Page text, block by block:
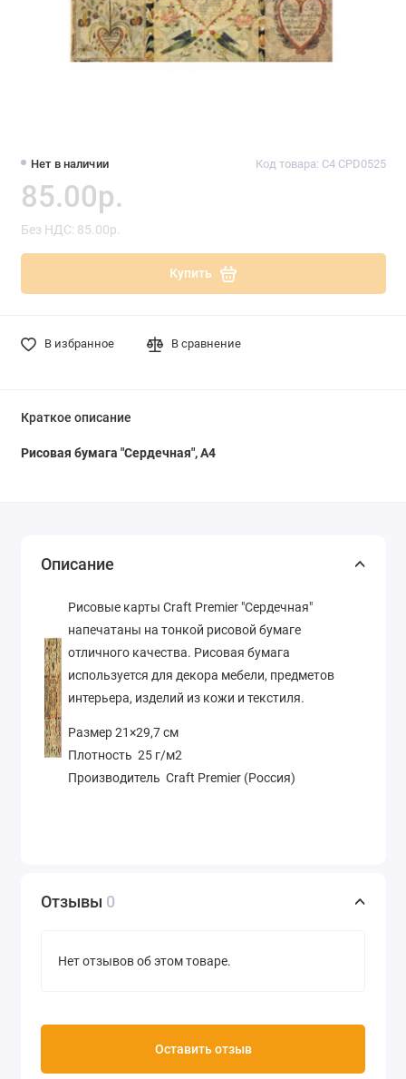
Нет в наличии Код товара: C4 CPD0525
85.00р.
Без НДС: 85.00р.
Купить
В избранное В сравнение
Краткое описание
Рисовая бумага "Сердечная", А4
Описание
Рисовые карты Craft Premier "Сердечная"
напечатаны на тонкой рисовой бумаге
отличного качества. Рисовая бумага
используется для декора мебели, предметов
интерьера, изделий из кожи и текстиля.
Размер 21×29,7 см
Плотность 25 г/м2
Производитель Craft Premier (Россия)
Отзывы 0
Нет отзывов об этом товаре.
Оставить отзыв